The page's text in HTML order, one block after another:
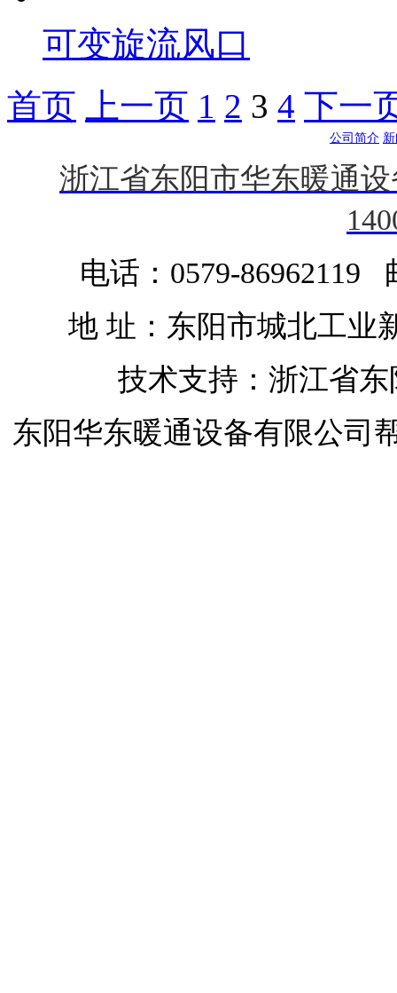
可变旋流风口
首页
上一页 1 2 3 4 下一
公司简介
浙江省东阳市华东暖通
电话：0579-86962119
地 址：东阳市城北工业
技术支持：浙江省
东阳华东暖通设备有限公司